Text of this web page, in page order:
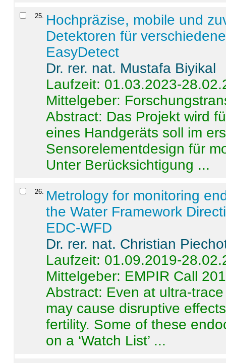
25. Hochpräzise, mobile und
Detektoren für
EasyDetect
Dr. rer. nat. Mustafa Biyikal
Laufzeit: 01.03.2023-
Mittelgeber:
Abstract: Das Projekt wird
eines Handgeräts soll im
Sensorelementdesign für
Unter Berücksichtigung ...
26. Metrology for monitoring
the Water Framework
EDC-WFD
Dr. rer. nat. Christian
Laufzeit: 01.09.2019-
Mittelgeber: EMPIR Call
Abstract: Even at ultra-
may cause disruptive
fertility. Some of these
on a ‘Watch List’ ...